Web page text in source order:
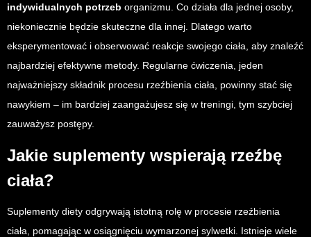
indywidualnych potrzeb organizmu. Co działa dla jednej osoby,
niekoniecznie będzie skuteczne dla innej. Dlatego warto
eksperymentować i obserwować reakcje swojego ciała, aby znaleźć
najbardziej efektywne metody. Regularne ćwiczenia, jeden
najważniejszy składnik procesu rzeźbienia ciała, powinny stać się
nawykiem – im bardziej zaangażujesz się w treningi, tym szybciej
zauważysz postępy.
Jakie suplementy wspierają rzeźbę
ciała?
Suplementy diety odgrywają istotną rolę w procesie rzeźbienia
ciała, pomagając w osiągnięciu wymarzonej sylwetki. Istnieje wiele